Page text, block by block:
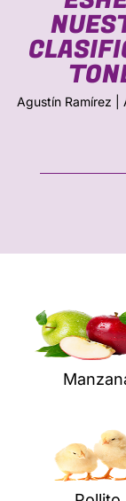
Agustín Ramírez |